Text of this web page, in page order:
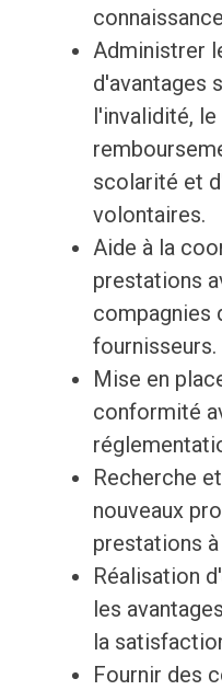
Administrer
d'avantages
l'invalidité,
scolarité et
volontaires.
Aide à la
prestations
compagnies
fournisseurs.
Mise en
conformité
Recherche
nouveaux
prestations
Réalisation
les
la
Fournir des